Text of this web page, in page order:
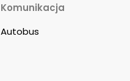
Komunikacja
Autobus